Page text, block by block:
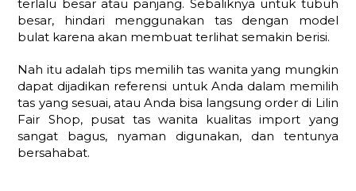
terlalu besar atau panjang. Sebaliknya untuk tubuh
besar, hindari menggunakan tas dengan model
bulat karena akan membuat terlihat semakin berisi.
Nah itu adalah tips memilih tas wanita yang mungkin
dapat dijadikan referensi untuk Anda dalam memilih
tas yang sesuai, atau Anda bisa langsung order di Lilin
Fair Shop, pusat tas wanita kualitas import yang
sangat bagus, nyaman digunakan, dan tentunya
bersahabat.